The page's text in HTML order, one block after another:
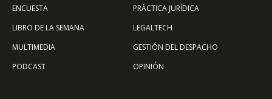
ENCUESTA
LIBRO DE LA SEMANA
MULTIMEDIA
PODCAST
PRÁCTICA JURÍDICA
LEGALTECH
GESTIÓN DEL DESPACHO
OPINIÓN